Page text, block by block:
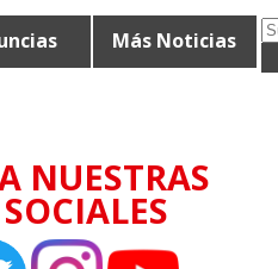
Más Noticias
NUESTRAS